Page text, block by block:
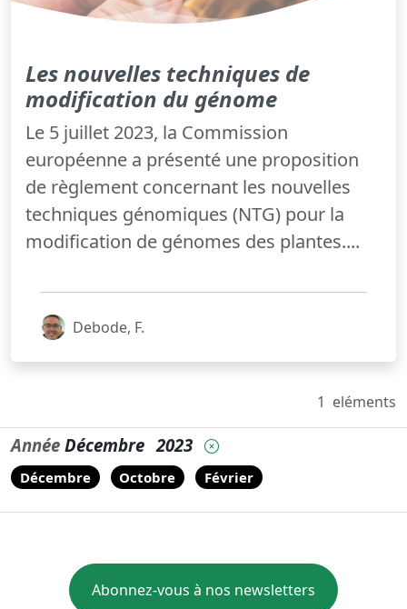
Les nouvelles techniques de
modification du génome
Le 5 juillet 2023, la Commission
européenne a présenté une proposition
de règlement concernant les nouvelles
techniques génomiques (NTG) pour la
modification de génomes des plantes....
Debode, F.
1 eléments
Année Décembre 2023
Décembre Octobre Février
Abonnez-vous à nos newsletters